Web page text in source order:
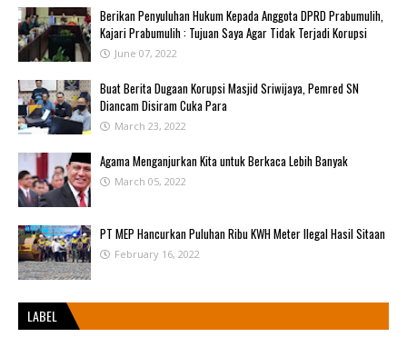
Berikan Penyuluhan Hukum Kepada Anggota DPRD Prabumulih,
Kajari Prabumulih : Tujuan Saya Agar Tidak Terjadi Korupsi
June 07, 2022
Buat Berita Dugaan Korupsi Masjid Sriwijaya, Pemred SN
Diancam Disiram Cuka Para
March 23, 2022
Agama Menganjurkan Kita untuk Berkaca Lebih Banyak
March 05, 2022
PT MEP Hancurkan Puluhan Ribu KWH Meter Ilegal Hasil Sitaan
February 16, 2022
LABEL